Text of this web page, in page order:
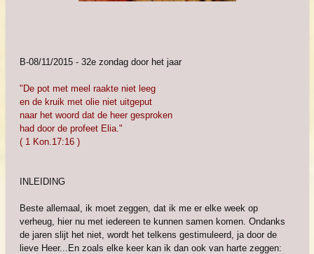
B-08/11/2015 - 32e zondag door het jaar
"De pot met meel raakte niet leeg
en de kruik met olie niet uitgeput
naar het woord dat de heer gesproken
had door de profeet Elia."
( 1 Kon.17:16 )
INLEIDING
Beste allemaal, ik moet zeggen, dat ik me er elke week op
verheug, hier nu met iedereen te kunnen samen komen. Ondanks
de jaren slijt het niet, wordt het telkens gestimuleerd, ja door de
lieve Heer...En zoals elke keer kan ik dan ook van harte zeggen: